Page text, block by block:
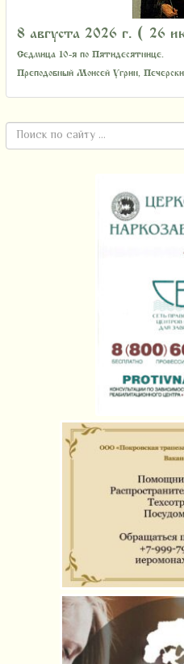
8 августа 2026 г. ( 26
Седмица 10-я по Пятидесятнице.
Преподобный Моисей Угрин,